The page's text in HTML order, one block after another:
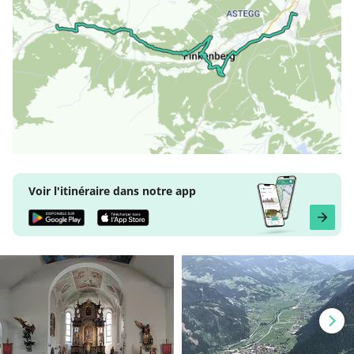
Voir l'itinéraire dans notre app